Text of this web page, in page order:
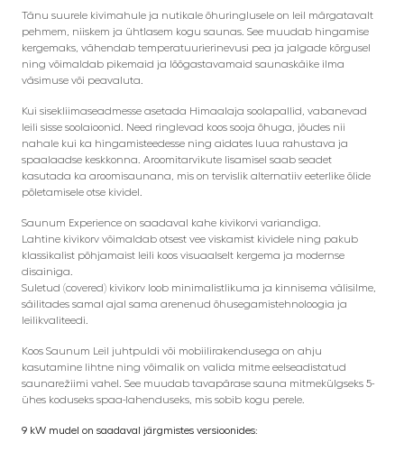
Tänu suurele kivimahule ja nutikale õhuringlusele on leil märgatavalt
pehmem, niiskem ja ühtlasem kogu saunas. See muudab hingamise
kergemaks, vähendab temperatuurierinevusi pea ja jalgade kõrgusel
ning võimaldab pikemaid ja lõõgastavamaid saunaskäike ilma
väsimuse või peavaluta.
Kui sisekliimaseadmesse asetada Himaalaja soolapallid, vabanevad
leili sisse soolaioonid. Need ringlevad koos sooja õhuga, jõudes nii
nahale kui ka hingamisteedesse ning aidates luua rahustava ja
spaalaadse keskkonna. Aroomitarvikute lisamisel saab seadet
kasutada ka aroomisaunana, mis on tervislik alternatiiv eeterlike õlide
põletamisele otse kividel.
Saunum Experience on saadaval kahe kivikorvi variandiga.
Lahtine kivikorv võimaldab otsest vee viskamist kividele ning pakub
klassikalist põhjamaist leili koos visuaalselt kergema ja modernse
disainiga.
Suletud (covered) kivikorv loob minimalistlikuma ja kinnisema välisilme,
säilitades samal ajal sama arenenud õhusegamistehnoloogia ja
leilikvaliteedi.
Koos Saunum Leil juhtpuldi või mobiilirakendusega on ahju
kasutamine lihtne ning võimalik on valida mitme eelseadistatud
saunarežiimi vahel. See muudab tavapärase sauna mitmekülgseks 5-
ühes koduseks spaa-lahenduseks, mis sobib kogu perele.
9 kW mudel on saadaval järgmistes versioonides: